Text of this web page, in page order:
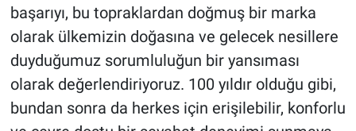
başarıyı, bu topraklardan doğmuş bir marka
olarak ülkemizin doğasına ve gelecek nesillere
duyduğumuz sorumluluğun bir yansıması
olarak değerlendiriyoruz. 100 yıldır olduğu gibi,
bundan sonra da herkes için erişilebilir, konforlu